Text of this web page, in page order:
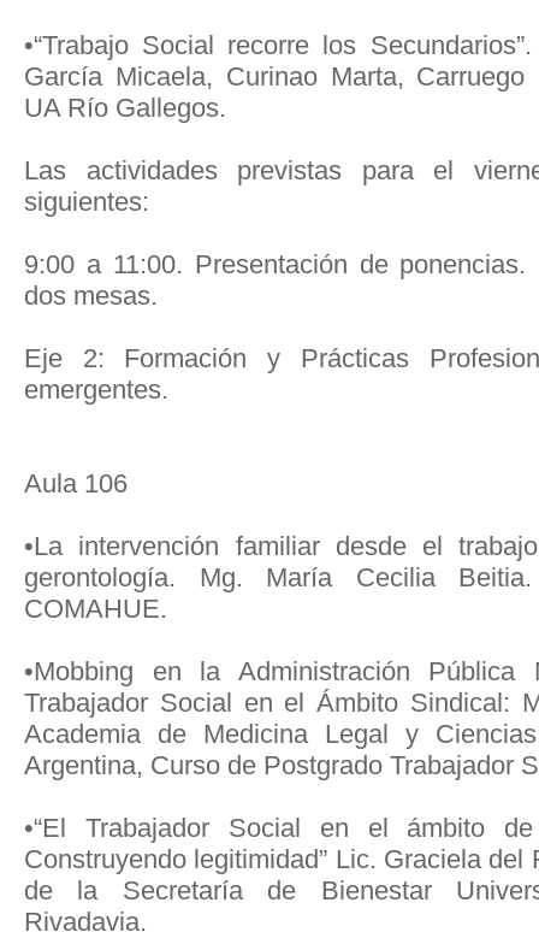
•“Trabajo Social recorre los
García Micaela, Curinao Marta,
UA Río Gallegos.
Las actividades previstas para el
siguientes:
9:00 a 11:00. Presentación de
dos mesas.
Eje 2: Formación y Prácticas
emergentes.
Aula 106
•La intervención familiar desde el
gerontología. Mg. María Cecilia
COMAHUE.
•Mobbing en la Administración
Trabajador Social en el Ámbito Sindical:
Academia de Medicina Legal y
Argentina, Curso de Postgrado Trabajador
•“El Trabajador Social en el ámbito
Construyendo legitimidad” Lic. Graciela
de la Secretaría de Bienestar
Rivadavia.